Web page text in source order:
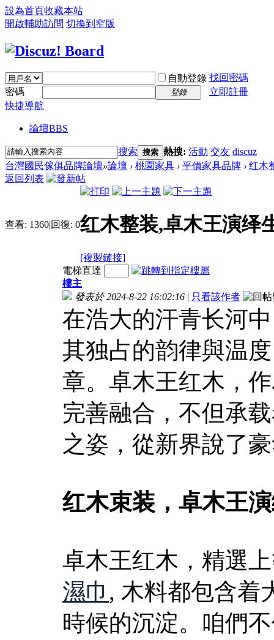
設為首頁收藏本站
開啟輔助訪問 切換到窄版
自動登錄 找回密碼
密碼
登錄
立即註冊
快捷導航
論壇BBS
搜索 搜索 熱搜: 活動 交友 discuz
台灣國民傢俱品牌論壇»論壇 › 桃園家具 › 平價家具品牌 › 红木
返回列表
查看: 1360|回復: 0红木整装,卓木王演绎
[複製鏈接]
電梯直達
樓主
發表於 2024-8-22 16:02:16 | 只看該作者
在浩大的汗青长河
其独占的韵律與温
章。卓木王红木，
完善融合，不但承
之姿，從新界說了
红木束装，卓木王
卓木王红木，精選
濕巾 , 木料都包含着
時候的沉淀。咱們